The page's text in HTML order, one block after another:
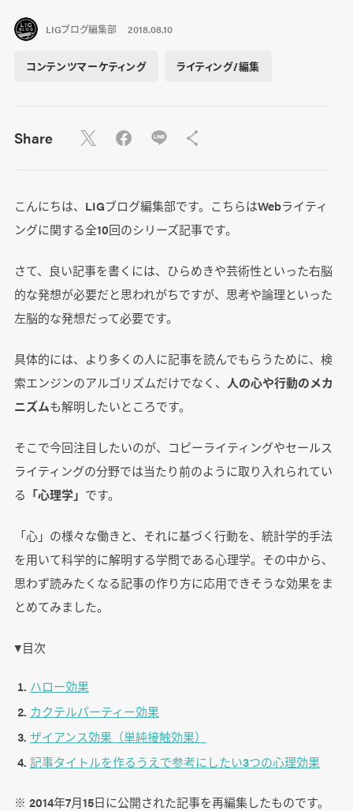
LIGブログ編集部 2018.08.10
コンテンツマーケティング ライティング/編集
Share
こんにちは、LIGブログ編集部です。こちらはWebライティ
ングに関する全10回のシリーズ記事です。
さて、良い記事を書くには、ひらめきや芸術性といった右脳
的な発想が必要だと思われがちですが、思考や論理といった
左脳的な発想だって必要です。
具体的には、より多くの人に記事を読んでもらうために、検
索エンジンのアルゴリズムだけでなく、 人の心や行動のメカ
ニズムも解明したいところです。
そこで今回注目したいのが、コピーライティングやセールス
ライティングの分野では当たり前のように取り入れられてい
る 「心理学」 です。
「心」の様々な働きと、それに基づく行動を、統計学的手法
を用いて科学的に解明する学問である心理学。その中から、
思わず読みたくなる記事の作り方に応用できそうな効果をま
とめてみました。
▼目次
ハロー効果
カクテルパーティー効果
ザイアンス効果（単純接触効果）
記事タイトルを作るうえで参考にしたい3つの心理効果
※ 2014年7月15日に公開された記事を再編集したものです。